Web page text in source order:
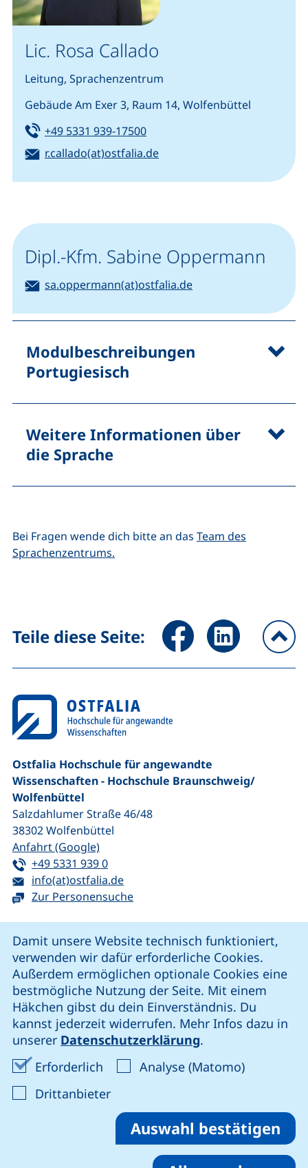
Damit unsere Website technisch funktioniert,
verwenden wir dafür erforderliche Cookies.
Außerdem ermöglichen optionale Cookies eine
bestmögliche Nutzung der Seite. Mit einem
Häkchen gibst du dein Einverständnis. Du
kannst jederzeit widerrufen. Mehr Infos dazu in
unserer Datenschutzerklärung.
Erforderlich Erforderliche Cookies akzeptieren
Analyse (Matomo)Analyse-
Drittanbieter: Cookies von Drittanbieter
Auswahl bestätigen
Lic. Rosa Callado
Leitung, Sprachenzentrum
Gebäude Am Exer 3, Raum 14, Wolfenbüttel
Tel:
+49 5331 939-17500(startet einen Telefonanruf,
E-Mail:
r.callado(at)ostfalia.de
Dipl.-Kfm. Sabine Oppermann
E-Mail:
sa.oppermann(at)ostfalia.de
Modulbeschreibungen
Portugiesisch
Weitere Informationen über
die Sprache
Bei Fragen wende dich bitte an das Team des
Sprachenzentrums.
Teile diese Seite: Seite über Facebook teilen
Seite über
Ostfalia Hochschule für angewandte
Wissenschaften - Hochschule Braunschweig/​
Wolfenbüttel
Salzdahlumer Straße 46/48
38302Wolfenbüttel
Anfahrt (Google)(externer Link, öffnet neues Fenster)
Tel:
+49 5331 939 0(startet einen Telefonanruf, wenn Ihr
E-Mail:
info(at)ostfalia.de(öffnet Ihr E-Mail-Programm)
Zur Personensuche
unsere Facebook-Seite (externer Link, öffnet neues
unsere LinkedIn-Seite (externer Link, öffnet
unsere Instagram-Seite (externer Link,
unsere YouTube-Seite (externer
Cookie-Einstellungen
Impressum
Datenschutz
Erklärung zur Barrierefreiheit